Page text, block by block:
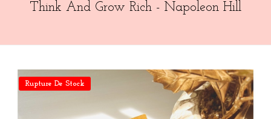
Think And Grow Rich - Napoleon Hill
Rupture De Stock